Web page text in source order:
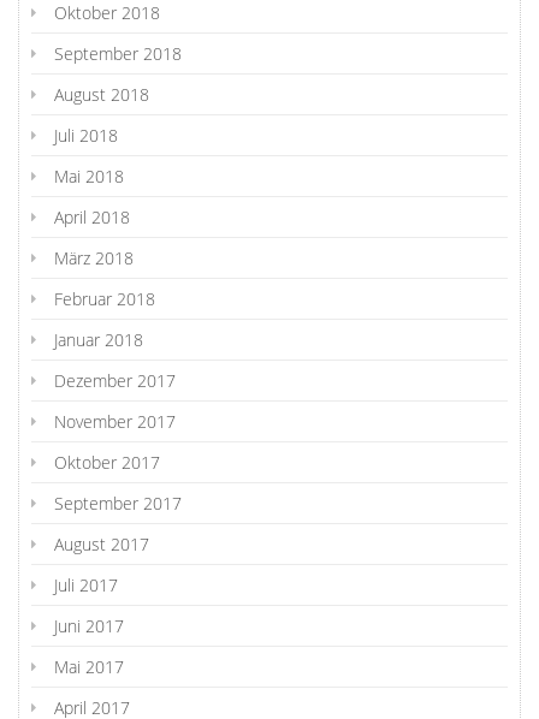
Oktober 2018
September 2018
August 2018
Juli 2018
Mai 2018
April 2018
März 2018
Februar 2018
Januar 2018
Dezember 2017
November 2017
Oktober 2017
September 2017
August 2017
Juli 2017
Juni 2017
Mai 2017
April 2017